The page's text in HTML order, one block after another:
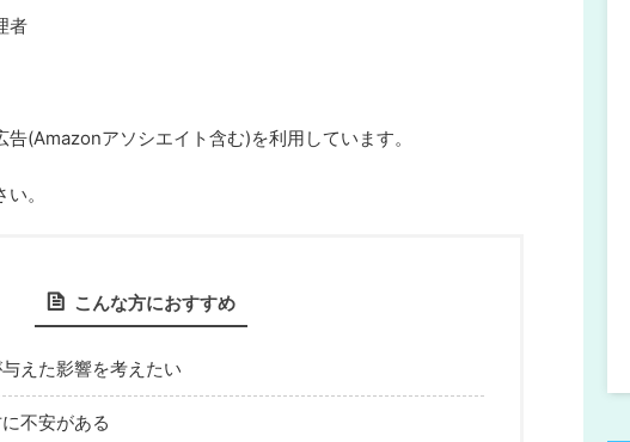
者
(Amazonアソシエイト含む)を利用しています。
。
こんな方におすすめ
えた影響を考えたい
不安がある